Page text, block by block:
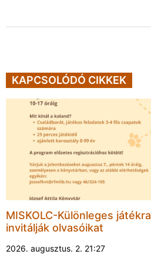
KAPCSOLÓDÓ CIKKEK
MISKOLC-Különleges játékra
invitálják olvasóikat
2026. augusztus. 2. 21:27